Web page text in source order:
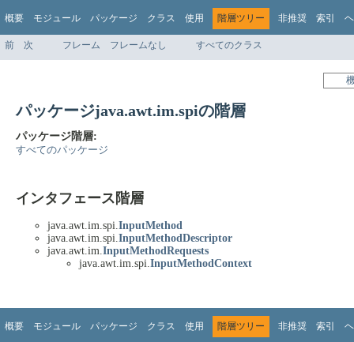
概要 モジュール パッケージ クラス 使用 階層ツリー 非推奨 索引
前 次 フレーム フレームなし すべてのクラス
パッケージjava.awt.im.spiの階層
パッケージ階層:
すべてのパッケージ
インタフェース階層
java.awt.im.spi. InputMethod
java.awt.im.spi. InputMethodDescriptor
java.awt.im. InputMethodRequests
java.awt.im.spi. InputMethodContext
概要 モジュール パッケージ クラス 使用 階層ツリー 非推奨 索引